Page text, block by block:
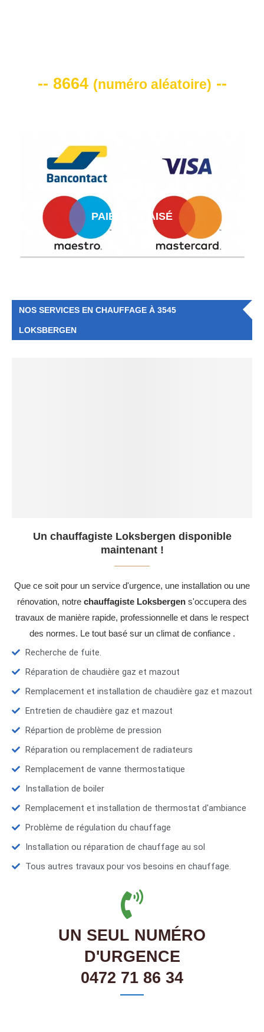
-- 8664 (numéro aléatoire) --
PAIEMENT AISÉ
NOS SERVICES EN CHAUFFAGE À 3545
LOKSBERGEN
Un chauffagiste Loksbergen disponible
maintenant !
Que ce soit pour un service d'urgence, une installation ou une
rénovation, notre chauffagiste Loksbergen s'occupera des
travaux de manière rapide, professionnelle et dans le respect
des normes. Le tout basé sur un climat de confiance .
Recherche de fuite.
Réparation de chaudière gaz et mazout
Remplacement et installation de chaudière gaz et mazout
Entretien de chaudière gaz et mazout
Répartion de problème de pression
Réparation ou remplacement de radiateurs
Remplacement de vanne thermostatique
Installation de boiler
Remplacement et installation de thermostat d'ambiance
Problème de régulation du chauffage
Installation ou réparation de chauffage au sol
Tous autres travaux pour vos besoins en chauffage.
UN SEUL NUMÉRO
D'URGENCE
0472 71 86 34